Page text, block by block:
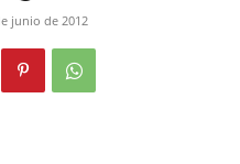
junio de 2012